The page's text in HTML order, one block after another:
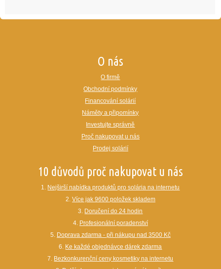
O nás
O firmě
Obchodní podmínky
Financování solárií
Náměty a připomínky
Investujte správně
Proč nakupovat u nás
Prodej solárií
10 důvodů proč nakupovat u nás
1. Nejširší nabídka produktů pro solária na internetu
2. Více jak 9600 položek skladem
3. Doručení do 24 hodin
4. Profesionální poradenství
5. Doprava zdarma - při nákupu nad 3500 Kč
6. Ke každé objednávce dárek zdarma
7. Bezkonkurenční ceny kosmetiky na internetu